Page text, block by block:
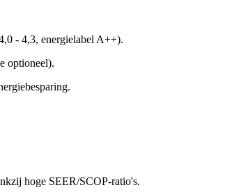
- 4,3, energielabel A++).
optioneel).
hoge SEER/SCOP-ratio's.